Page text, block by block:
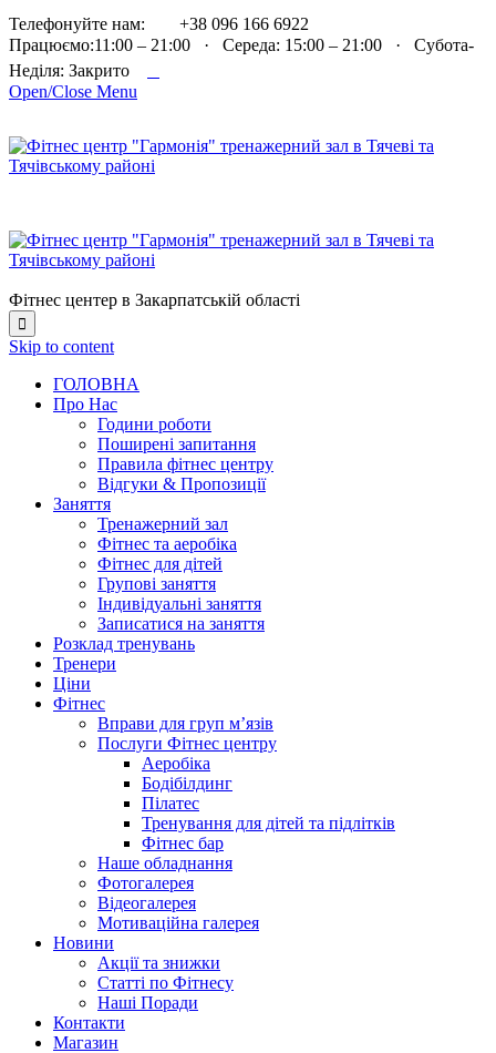
Телефонуйте нам:
+38 096 166 6922
Працюємо:11:00 – 21:00 · Середа: 15:00 – 21:00 · Субота-
Неділя: Закрито
Open/Close Menu
Фітнес центер в Закарпатській області

Skip to content
ГОЛОВНА
Про Нас
Години роботи
Поширені запитання
Правила фітнес центру
Відгуки & Пропозиції
Заняття
Тренажерний зал
Фітнес та аеробіка
Фітнес для дітей
Групові заняття
Індивідуальні заняття
Записатися на заняття
Розклад тренувань
Тренери
Ціни
Фітнес
Вправи для груп м’язів
Послуги Фітнес центру
Аеробіка
Бодібілдинг
Пілатес
Тренування для дітей та підлітків
Фітнес бар
Наше обладнання
Фотогалерея
Відеогалерея
Мотиваційна галерея
Новини
Акції та знижки
Статті по Фітнесу
Наші Поради
Контакти
Магазин